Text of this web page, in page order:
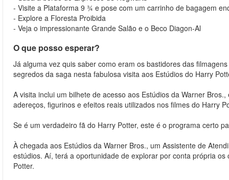
- Visite a Plataforma 9 ¾ e pose com um carrinho de bagagem
- Explore a Floresta Proibida
- Veja o impressionante Grande Salão e o Beco Diagon-Al
O que posso esperar?
Já alguma vez quis saber como eram os bastidores das
segredos da saga nesta fabulosa visita aos Estúdios do Harry
A visita inclui um bilhete de acesso aos Estúdios da Warner
adereços, figurinos e efeitos reais utilizados nos filmes do Harry
Se é um verdadeiro fã do Harry Potter, este é o programa certo
À chegada aos Estúdios da Warner Bros., um Assistente de
estúdios. Aí, terá a oportunidade de explorar por conta própria
Potter.